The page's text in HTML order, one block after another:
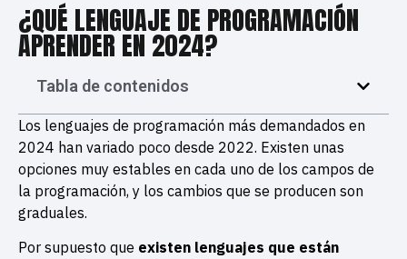
¿QUÉ LENGUAJE DE PROGRAMACIÓN
APRENDER EN 2024?
Tabla de contenidos
Los lenguajes de programación más demandados en
2024 han variado poco desde 2022. Existen unas
opciones muy estables en cada uno de los campos de
la programación, y los cambios que se producen son
graduales.
Por supuesto que existen lenguajes que están